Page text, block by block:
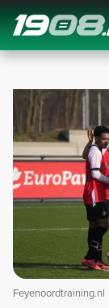
Navigation
Feyenoordtraining.nl